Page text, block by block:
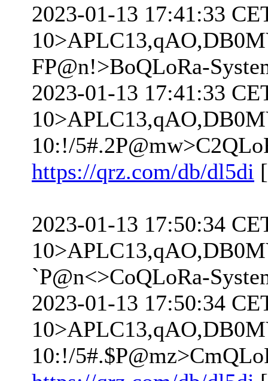
2023-01-13 17:41:33
FP@n!>BoQLoRa-
2023-01-13 17:41:33
10:!/
https://qrz.com/db/dl5di
2023-01-13 17:50:34
`P@n<>CoQLoRa-
2023-01-13 17:50:34
10:!/